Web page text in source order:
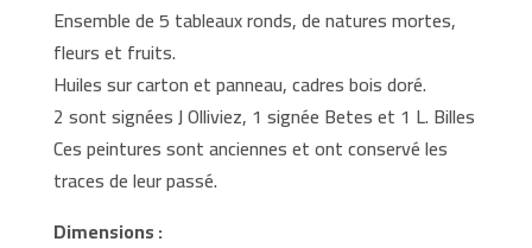
Ensemble de 5 tableaux ronds, de natures mortes,
fleurs et fruits.
Huiles sur carton et panneau, cadres bois doré.
2 sont signées J Olliviez, 1 signée Betes et 1 L. Billes
Ces peintures sont anciennes et ont conservé les
traces de leur passé.
Dimensions :